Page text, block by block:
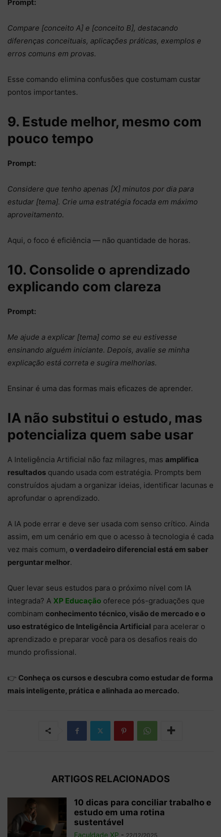
Prompt:
Compare [conceito A] e [conceito B], destacando
diferenças conceituais, aplicações práticas, exemplos e
erros comuns em provas.
Esse comando elimina confusões que costumam custar
pontos importantes.
9. Estude melhor, mesmo com
pouco tempo
Prompt:
Considere que tenho apenas [X] minutos por dia para
estudar [tema]. Crie uma estratégia focada em máximo
aproveitamento.
Aqui, o foco é eficiência — não quantidade de horas.
10. Consolide o aprendizado
explicando com clareza
Prompt:
Me ajude a explicar [tema] como se eu estivesse
ensinando alguém iniciante. Depois, avalie se minha
explicação está correta e sugira melhorias.
Ensinar é uma das formas mais eficazes de aprender.
IA não substitui o estudo, mas
potencializa quem sabe usar
A Inteligência Artificial não faz milagres, mas amplifica
resultados quando usada com estratégia. Prompts bem
construídos ajudam a organizar ideias, identificar lacunas e
aprofundar o aprendizado.
A IA pode errar e deve ser usada com senso crítico. Ainda
assim, em um cenário em que o acesso à tecnologia é cada
vez mais comum, o verdadeiro diferencial está em saber
perguntar melhor.
Quer levar seus estudos para o próximo nível com IA
integrada? A XP Educação oferece pós-graduações que
combinam conhecimento técnico, visão de mercado e o
uso estratégico de Inteligência Artificial para acelerar o
aprendizado e preparar você para os desafios reais do
mundo profissional.
👉 Conheça os cursos e descubra como estudar de forma
mais inteligente, prática e alinhada ao mercado.
ARTIGOS RELACIONADOS
10 dicas para conciliar trabalho e
estudo em uma rotina
sustentável
Faculdade XP - 22/12/2025